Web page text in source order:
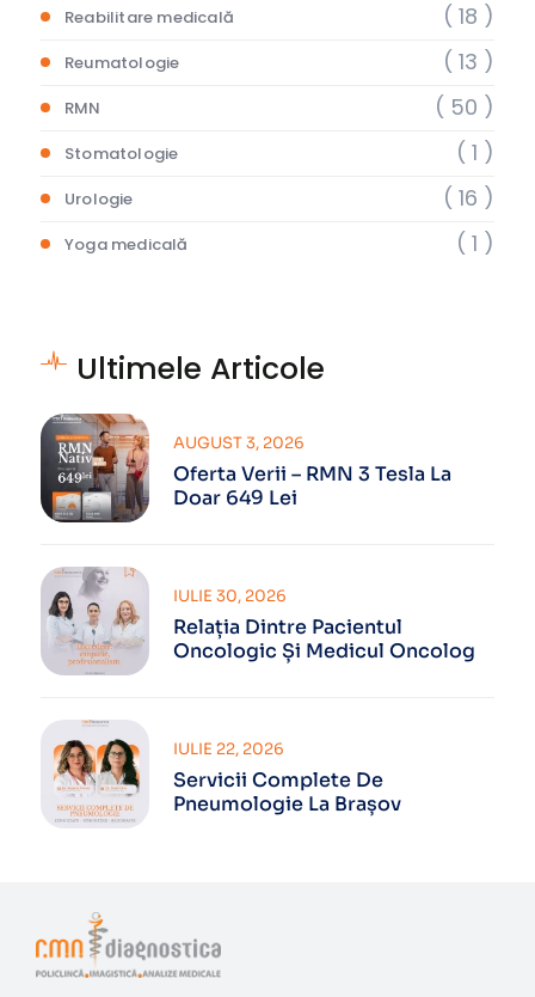
Reabilitare medicală ( 18 )
Reumatologie ( 13 )
RMN ( 50 )
Stomatologie ( 1 )
Urologie ( 16 )
Yoga medicală ( 1 )
Ultimele Articole
Oferta Verii – RMN 3 Tesla La
Doar 649 Lei
AUGUST 3, 2026
Relația Dintre Pacientul
Oncologic Și Medicul Oncolog
IULIE 30, 2026
Servicii Complete De
Pneumologie La Brașov
IULIE 22, 2026